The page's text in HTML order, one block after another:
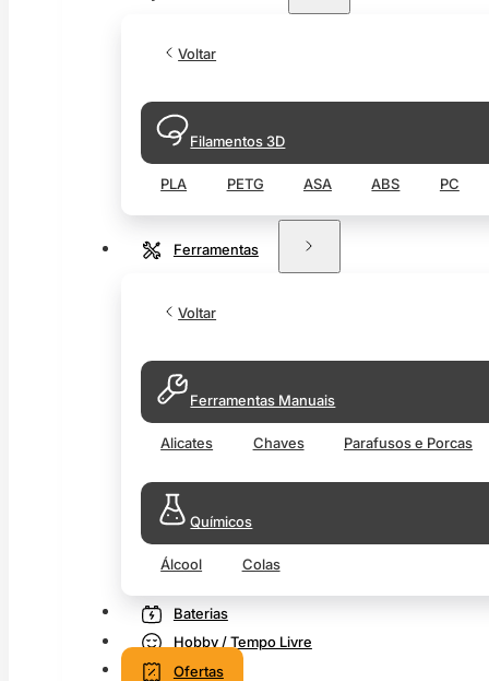
Voltar
Filamentos 3D
PLA PETG ASA ABS PC
Ferramentas
Voltar
Ferramentas Manuais
Alicates Chaves Parafusos e Porcas
Químicos
Álcool Colas
Baterias
Hobby / Tempo Livre
Ofertas